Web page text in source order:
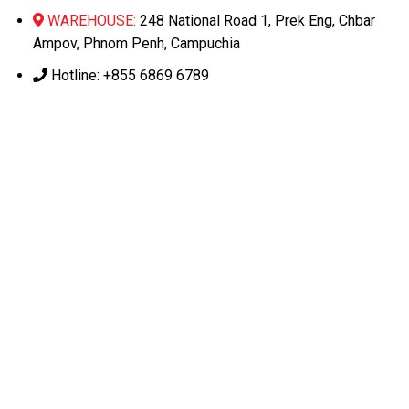
WAREHOUSE: 248 National Road 1, Prek Eng, Chbar
Ampov, Phnom Penh, Campuchia
Hotline: +855 6869 6789